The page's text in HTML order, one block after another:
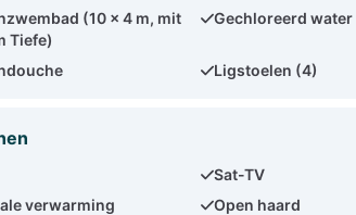
(10 x 4 m, mit
Tiefe)
Gechloreerd water
Ligstoelen (4)
Sat-TV
verwarming
Open haard